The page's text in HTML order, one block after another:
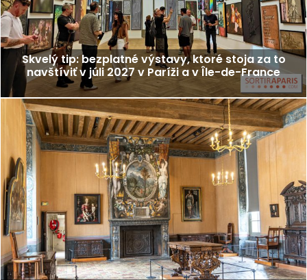
Skvelý tip: bezplatné výstavy, ktoré stoja za to
navštíviť v júli 2027 v Paríži a v Île-de-France